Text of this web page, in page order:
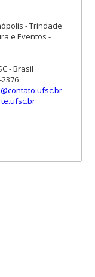
- Trindade
e Eventos -
- Brasil
2376